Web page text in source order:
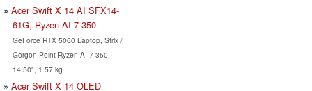
Acer Swift X 14 AI SFX14-
61G, Ryzen AI 7 350
GeForce RTX 5060 Laptop, Strix /
Gorgon Point Ryzen AI 7 350,
14.50", 1.57 kg
Acer Swift X 14 OLED